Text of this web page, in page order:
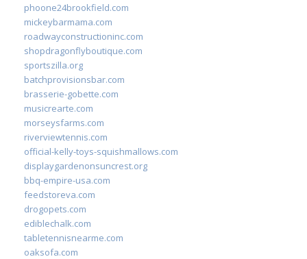
phoone24brookfield.com
mickeybarmama.com
roadwayconstructioninc.com
shopdragonflyboutique.com
sportszilla.org
batchprovisionsbar.com
brasserie-gobette.com
musicrearte.com
morseysfarms.com
riverviewtennis.com
official-kelly-toys-squishmallows.com
displaygardenonsuncrest.org
bbq-empire-usa.com
feedstoreva.com
drogopets.com
ediblechalk.com
tabletennisnearme.com
oaksofa.com